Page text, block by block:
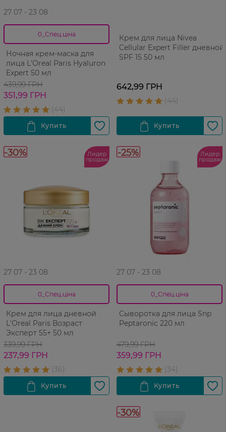
27 07 - 23 08
0_Спец.ціна
Ночная крем-маска для
лица L'Oreal Paris Hyaluron
Expert 50 мл
439,99 ГРН
351,99 ГРН
Крем для лица Nivea
Cellular Expert Filler дневной
SPF 15 50 мл
642,99 ГРН
-30% Лидер
продаж
27 07 - 23 08
0_Спец.ціна
Крем для лица дневной
L'Оreal Paris Возраст
Эксперт 55+ 50 мл
339,99 ГРН
237,99 ГРН
-25% Лидер
продаж
27 07 - 23 08
0_Спец.ціна
Сыворотка для лица Snp
Peptaronic 220 мл
479,99 ГРН
359,99 ГРН
-30%